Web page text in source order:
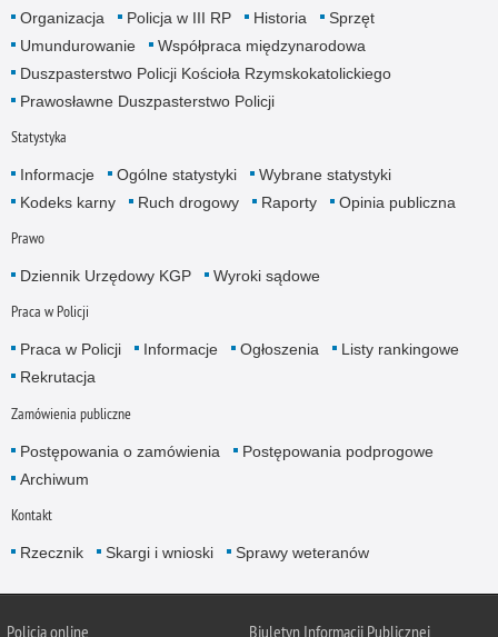
Organizacja
Policja w III RP Historia
Sprzęt
Umundurowanie
Współpraca międzynarodowa
Duszpasterstwo Policji Kościoła Rzymskokatolickiego
Prawosławne Duszpasterstwo Policji
Statystyka
Informacje Ogólne statystyki
Wybrane statystyki
Kodeks karny
Ruch drogowy Raporty Opinia publiczna
Prawo
Dziennik Urzędowy KGP Wyroki sądowe
Praca w Policji
Praca w Policji Informacje Ogłoszenia
Listy rankingowe
Rekrutacja
Zamówienia publiczne
Postępowania o zamówienia
Postępowania podprogowe
Archiwum
Kontakt
Rzecznik Skargi i wnioski Sprawy weteranów
Policjaonline Biuletyn Informacji Publicznej